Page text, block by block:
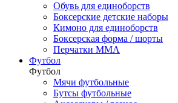
Обувь для единоборств
Боксерские детские наборы
Кимоно для единоборств
Боксерская форма / шорты
Перчатки ММА
Футбол
Футбол
Мячи футбольные
Бутсы футбольные